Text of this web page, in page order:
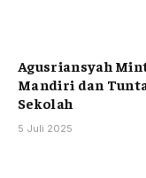
Agusriansyah
Mandiri dan
Sekolah
5 Juli 2025